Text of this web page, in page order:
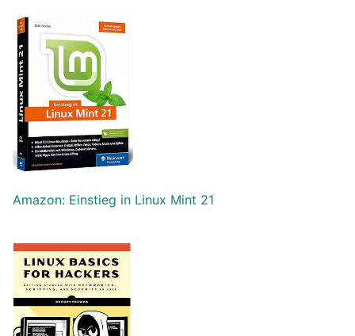
Amazon: Einstieg in Linux Mint 21